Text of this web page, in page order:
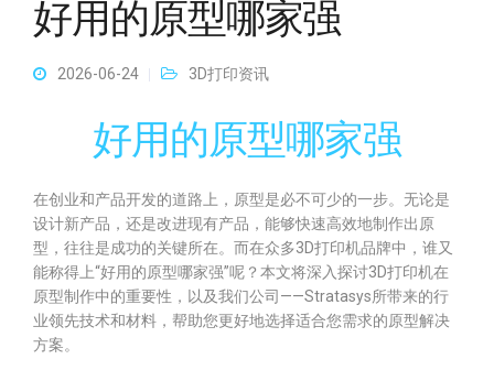
好用的原型哪家强
2026-06-24 3D打印资讯
好用的原型哪家强
在创业和产品开发的道路上，原型是必不可少的一步。无论是
设计新产品，还是改进现有产品，能够快速高效地制作出原
型，往往是成功的关键所在。而在众多3D打印机品牌中，谁又
能称得上“好用的原型哪家强”呢？本文将深入探讨3D打印机在
原型制作中的重要性，以及我们公司——Stratasys所带来的行
业领先技术和材料，帮助您更好地选择适合您需求的原型解决
方案。